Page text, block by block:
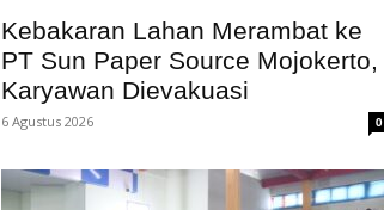
Kebakaran Lahan Merambat ke
PT Sun Paper Source Mojokerto,
Karyawan Dievakuasi
6 Agustus 2026 0